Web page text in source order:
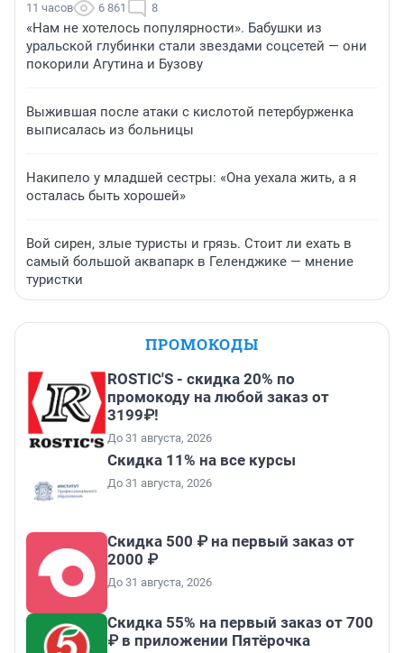
11 часов 6 861 8
«Нам не хотелось популярности». Бабушки из
уральской глубинки стали звездами соцсетей — они
покорили Агутина и Бузову
Выжившая после атаки с кислотой петербурженка
выписалась из больницы
Накипело у младшей сестры: «Она уехала жить, а я
осталась быть хорошей»
Вой сирен, злые туристы и грязь. Стоит ли ехать в
самый большой аквапарк в Геленджике — мнение
туристки
ПРОМОКОДЫ
ROSTIC'S - скидка 20% по
промокоду на любой заказ от
3199₽!
До 31 августа, 2026
Скидка 11% на все курсы
До 31 августа, 2026
Скидка 500 ₽ на первый заказ от
2000 ₽
До 31 августа, 2026
Скидка 55% на первый заказ от 700
₽ в приложении Пятёрочка